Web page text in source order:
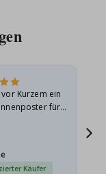
Kurzem ein
für
Käufer